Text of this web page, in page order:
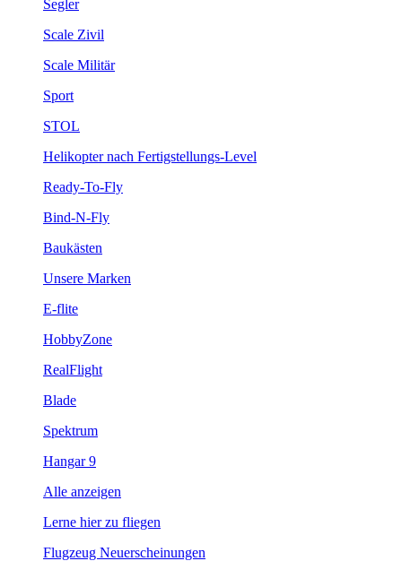
Segler
Scale Zivil
Scale Militär
Sport
STOL
Helikopter nach Fertigstellungs-Level
Ready-To-Fly
Bind-N-Fly
Baukästen
Unsere Marken
E-flite
HobbyZone
RealFlight
Blade
Spektrum
Hangar 9
Alle anzeigen
Lerne hier zu fliegen
Flugzeug Neuerscheinungen